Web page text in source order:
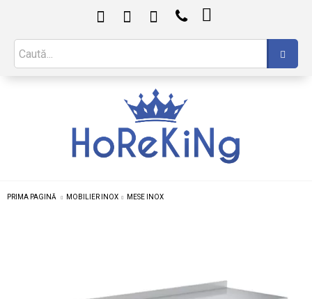

PRIMA PAGINĂ MOBILIER INOX MESE INOX